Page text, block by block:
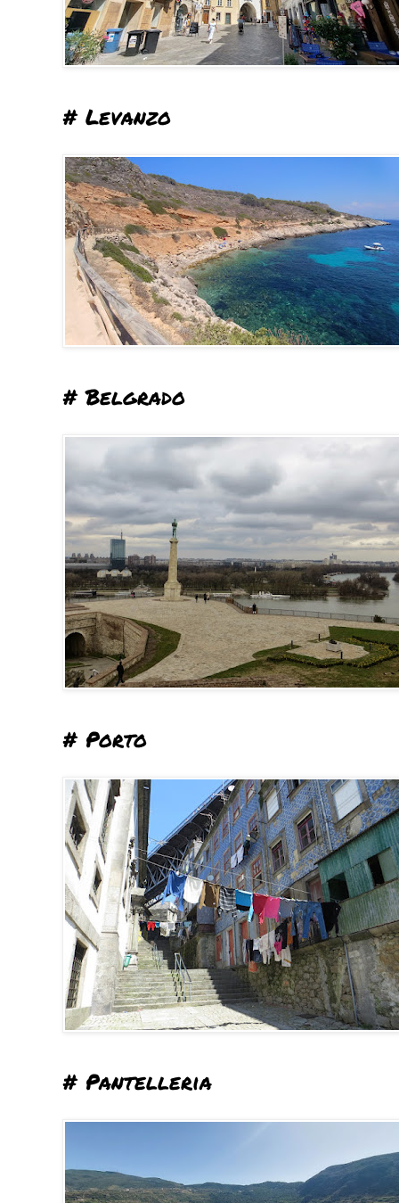
# Levanzo
# Belgrado
# Porto
# Pantelleria